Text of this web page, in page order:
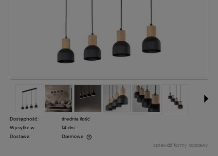
Dostępność:
średnia ilość
Wysyłka w:
14 dni
Dostawa:
Darmowa
Cena nie zawiera ewentualnych kosztów płatnościsprawdź formy dostawy